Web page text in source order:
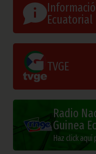
Ecuatorial
TVGE
Radio
Guinea
Haz click aquí